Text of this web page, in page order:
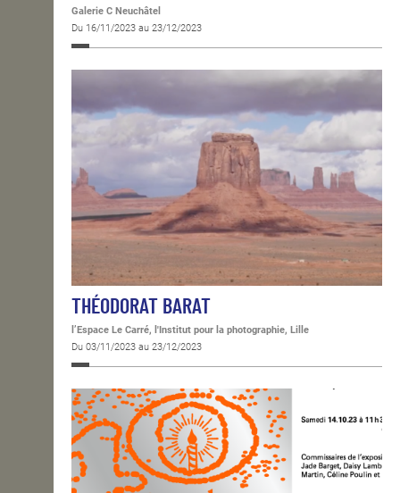
Galerie C Neuchâtel
Du 16/11/2023 au 23/12/2023
THÉODORAT BARAT
l’Espace Le Carré, l'Institut pour la photographie, Lille
Du 03/11/2023 au 23/12/2023